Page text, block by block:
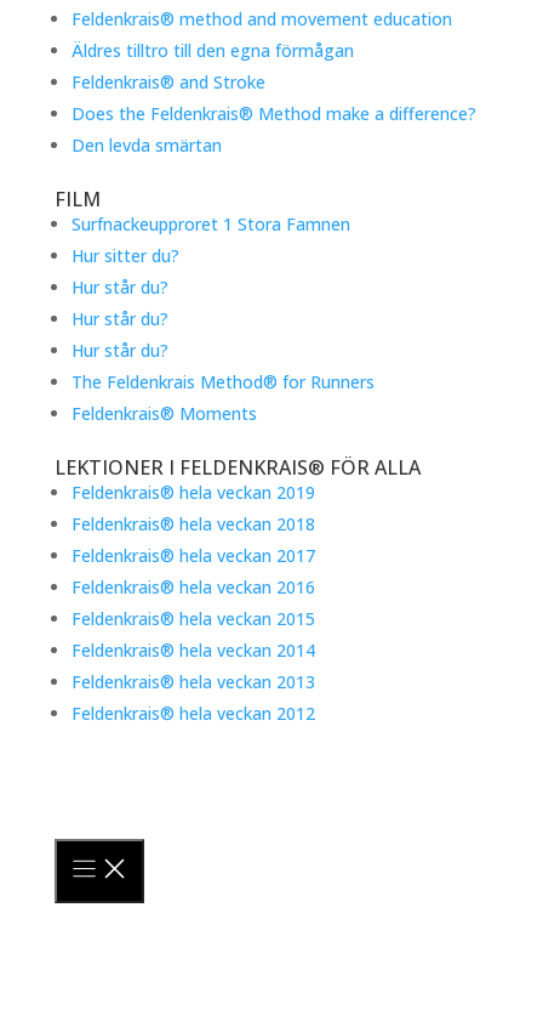
Feldenkrais® method and movement education
Äldres tilltro till den egna förmågan
Feldenkrais® and Stroke
Does the Feldenkrais® Method make a difference?
Den levda smärtan
FILM
Surfnackeupproret 1 Stora Famnen
Hur sitter du?
Hur står du?
Hur står du?
Hur står du?
The Feldenkrais Method® for Runners
Feldenkrais® Moments
LEKTIONER I FELDENKRAIS® FÖR ALLA
Feldenkrais® hela veckan 2019
Feldenkrais® hela veckan 2018
Feldenkrais® hela veckan 2017
Feldenkrais® hela veckan 2016
Feldenkrais® hela veckan 2015
Feldenkrais® hela veckan 2014
Feldenkrais® hela veckan 2013
Feldenkrais® hela veckan 2012